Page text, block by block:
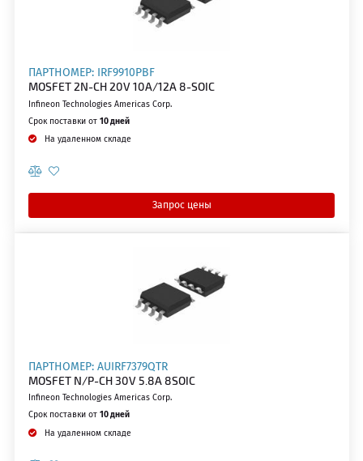
ПАРТНОМЕР: IRF9910PBF
MOSFET 2N-CH 20V 10A/12A 8-SOIC
Infineon Technologies Americas Corp.
Срок поставки от 10 дней
На удаленном складе
Запрос цены
ПАРТНОМЕР: AUIRF7379QTR
MOSFET N/P-CH 30V 5.8A 8SOIC
Infineon Technologies Americas Corp.
Срок поставки от 10 дней
На удаленном складе